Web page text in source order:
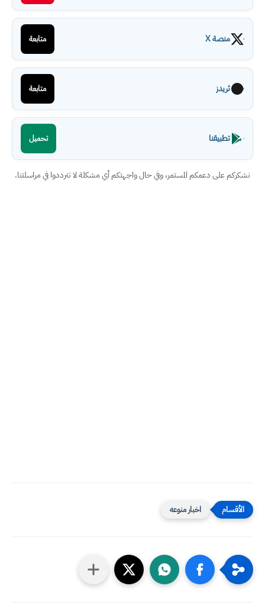
منصة X متابعة
ثريدز متابعة
تطبيقنا تحميل
نشكركم على دعمكم المستمر، وفي حال واجهتكم أي مشكلة لا تترددوا في مراسلتنا.
اخبار منوعه